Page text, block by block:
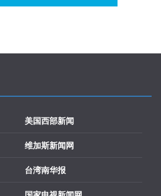
美国西部新闻
维加斯新闻网
台湾南华报